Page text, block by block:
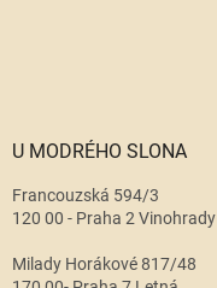
U MODRÉHO SLONA
Francouzská 594/3
120 00 - Praha 2 Vinohrady
Milady Horákové 817/48